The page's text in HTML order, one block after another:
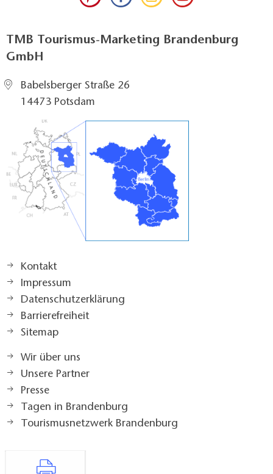
TMB Tourismus-Marketing Brandenburg
GmbH
Babelsberger Straße 26
14473 Potsdam
Kontakt
Impressum
Datenschutzerklärung
Barrierefreiheit
Sitemap
Wir über uns
Unsere Partner
Presse
Tagen in Brandenburg
Tourismusnetzwerk Brandenburg